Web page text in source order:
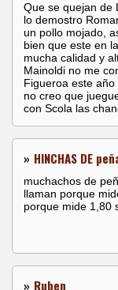
Que se quejan de
lo demostro
un pollo mojado,
bien que este en
mucha calidad y
Mainoldi no me
Figueroa este
no creo que
con Scola las
» HINCHAS DE
muchachos de
llaman porque
porque mide 1,80
» Ruben